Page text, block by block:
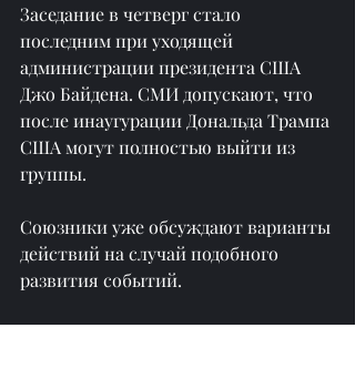
Заседание в четверг стало
последним при уходящей
администрации президента США
Джо Байдена. СМИ допускают, что
после инаугурации Дональда Трампа
США могут полностью выйти из
группы.
Союзники уже обсуждают варианты
действий на случай подобного
развития событий.